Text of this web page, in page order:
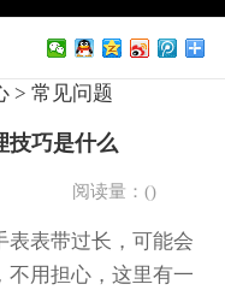
北京市朝阳区建国门外大街甲6号华熙国际中心写字楼D座11层1102室（需提前预约）
北京市朝阳区建国门外大街甲6号华熙国际中心D座11层1102室泰格豪雅售后服务中心（需提前预约）
> 常见问题
技巧是什么
阅读量：()
表带过长，可能会
不用担心，这里有一